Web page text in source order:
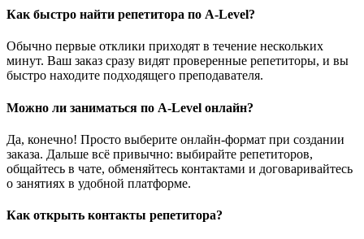
Как быстро найти репетитора по A-Level?
Обычно первые отклики приходят в течение нескольких
минут. Ваш заказ сразу видят проверенные репетиторы, и вы
быстро находите подходящего преподавателя.
Можно ли заниматься по A-Level онлайн?
Да, конечно! Просто выберите онлайн-формат при создании
заказа. Дальше всё привычно: выбирайте репетиторов,
общайтесь в чате, обменяйтесь контактами и договаривайтесь
о занятиях в удобной платформе.
Как открыть контакты репетитора?